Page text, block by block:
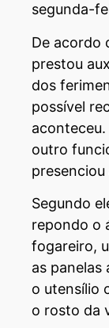
segunda-
De acordo
prestou
dos
possível
outro
presenciou
Segundo
repondo o
fogareiro,
as panelas
o utensílio
o rosto da